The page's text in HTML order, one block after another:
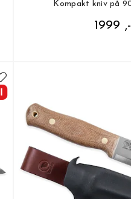
Kompakt kniv på
1999 ,-